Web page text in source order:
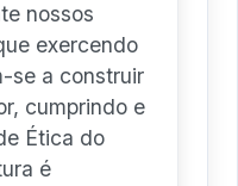
nossos
exercendo
se a construir
cumprindo e
Ética do
é